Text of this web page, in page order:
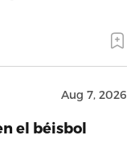
Aug 7, 2026
el béisbol